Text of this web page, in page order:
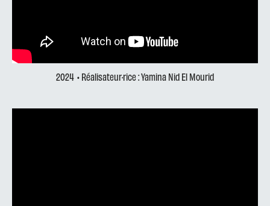
2024 • Réalisateur·rice : Yamina Nid El Mourid